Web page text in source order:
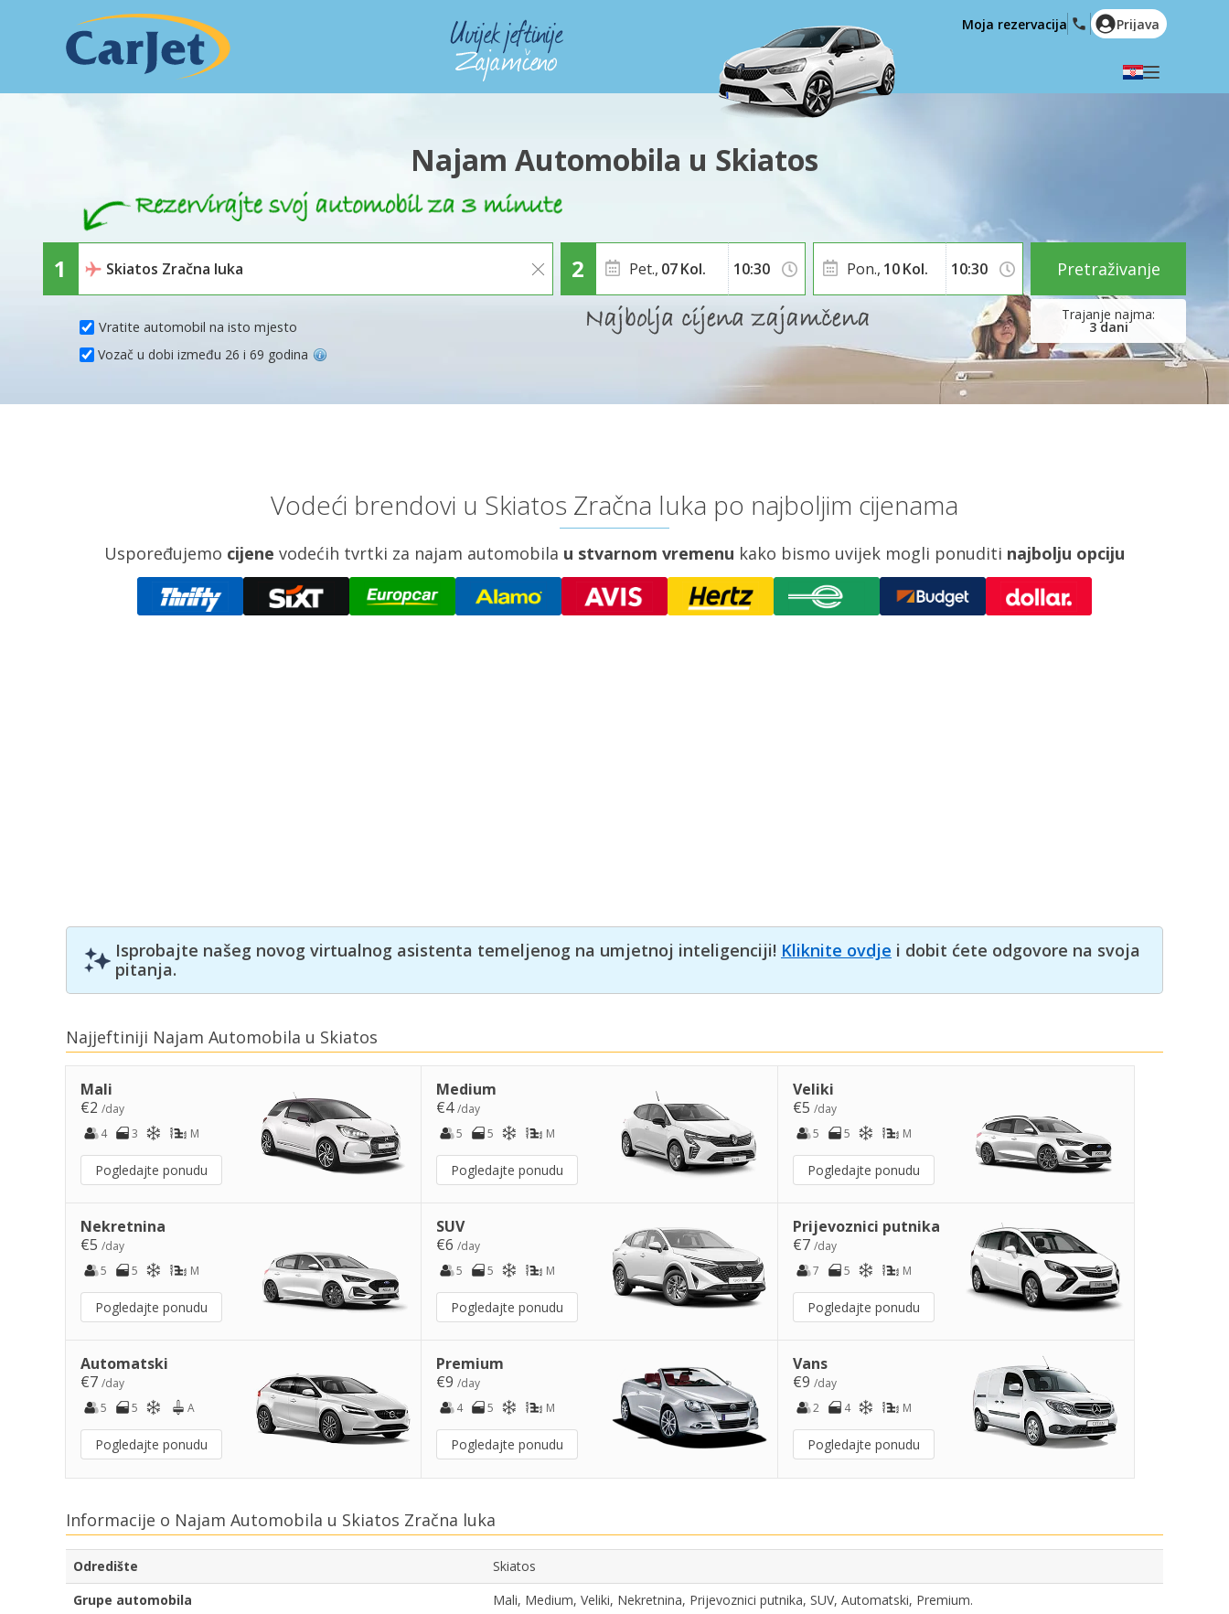
English (US)
Polski
Türkçe
Română
Ελληνικά
Hrvatski
العربية
Moja rezervacija Prijava
Najam Automobila u Skiatos
Vratite automobil na isto mjesto
Pet., 07Kol.
3 dani
Pon., 10Kol.
Vozač u dobi između 26 i 69 godina
Pretraživanje
Vodeći brendovi u Skiatos Zračna luka po najboljim cijenama
Uspoređujemo cijene vodećih tvrtki za najam automobila u stvarnom vremenu kako bismo uvijek mogli ponuditi najbolju opciju
Isprobajte našeg novog virtualnog asistenta temeljenog na umjetnoj inteligenciji! Kliknite ovdje i dobit ćete odgovore na svoja
pitanja.
Najjeftiniji Najam Automobila u Skiatos
Mali
€2 /day
4
3 M
Pogledajte ponudu
Medium
€4/day
5
5 M
Pogledajte ponudu
Veliki
€5 /day
5
5 M
Pogledajte ponudu
Nekretnina
€5 /day
5
5 M
Pogledajte ponudu
SUV
€6/day
5
5 M
Pogledajte ponudu
Prijevoznici putnika
€7 /day
7
5 M
Pogledajte ponudu
Automatski
€7 /day
5
5 A
Pogledajte ponudu
Premium
€9/day
4
5 M
Pogledajte ponudu
Vans
€9 /day
2
4 M
Pogledajte ponudu
Informacije o Najam Automobila u Skiatos Zračna luka
Odredište
Skiatos
Grupe automobila
Mali, Medium, Veliki, Nekretnina, Prijevoznici putnika, SUV, Automatski, Premium.